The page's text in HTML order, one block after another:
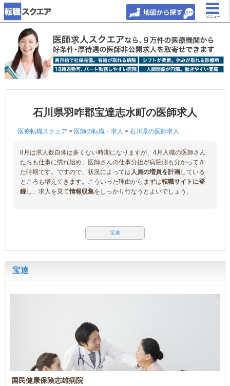
メニュー
石川県羽咋郡宝達志水町の医師求人
医療転職スクエア > 医師の転職・求人 > 石川県の医師求人
8月は求人数自体は多くない時期になりますが、4月入職の医師さん
たちも仕事に慣れ始め、医師さんの仕事分担が病院側も分かってき
た時期です。ですので、状況によっては人員の増員を計画している
ところも増えてきます。こういった理由からまずは転職サイトに登
録し、求人を見て情報収集をしっかり行なうとよいでしょう。
宝達
宝達
国民健康保険志雄病院